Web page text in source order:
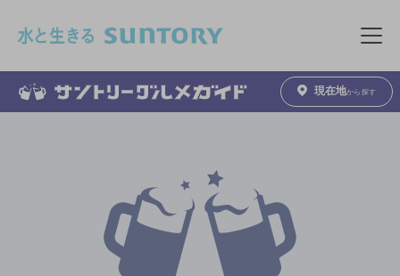
メニュ
現在地から探す